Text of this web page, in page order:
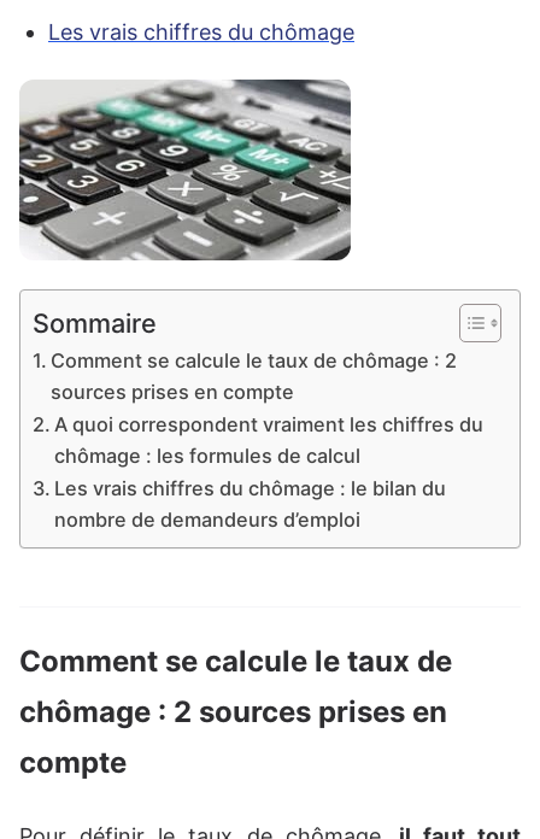
Les vrais chiffres du chômage
Sommaire
Comment se calcule le taux de chômage : 2
sources prises en compte
A quoi correspondent vraiment les chiffres du
chômage : les formules de calcul
Les vrais chiffres du chômage : le bilan du
nombre de demandeurs d’emploi
Comment se calcule le taux de
chômage : 2 sources prises en
compte